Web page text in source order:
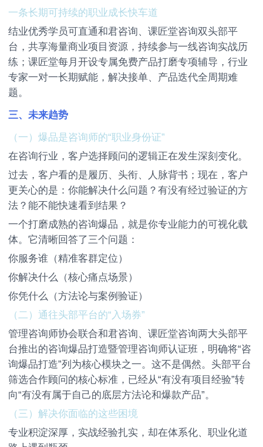
一条长期可持续的职业成长快车道
结业优秀学员可直通和君咨询、课匠堂咨询双头部平
台，共享海量商业项目资源，持续参与一线咨询实战历
练；课匠堂每月开设专属免费产品打磨专项辅导，行业
专家一对一长期赋能，解决接单、产品迭代全周期难
题。
三、未来趋势
（一）爆品是咨询师的“职业身份证”
在咨询行业，客户选择顾问的逻辑正在发生深刻变化。
过去，客户看的是履历、头衔、人脉背书；现在，客户
更关心的是：你能解决什么问题？有没有经过验证的方
法？能不能快速看到结果？
一个打磨成熟的咨询爆品，就是你专业能力的可视化载
体。它清晰回答了三个问题：
你服务谁（精准客群定位）
你解决什么（核心痛点场景）
你凭什么（方法论与案例验证）
（二）通往头部平台的“入场券”
管理咨询师协会联合和君咨询、课匠堂咨询两大头部平
台推出的咨询爆品打造暨管理咨询师认证班，明确将“咨
询爆品打造”列为核心模块之一。这不是偶然。头部平台
筛选合作顾问的核心标准，已经从“有没有项目经验”转
向“有没有属于自己的底层方法论和爆款产品”。
（三）解决你面临的这些困境
专业积淀深厚，实战经验扎实，却在体系化、职业化道